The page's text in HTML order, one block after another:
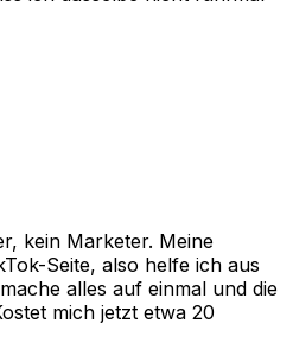
kein Marketer. Meine
Seite, also helfe ich aus
alles auf einmal und die
mich jetzt etwa 20